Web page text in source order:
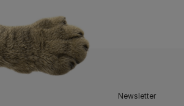
Newsletter